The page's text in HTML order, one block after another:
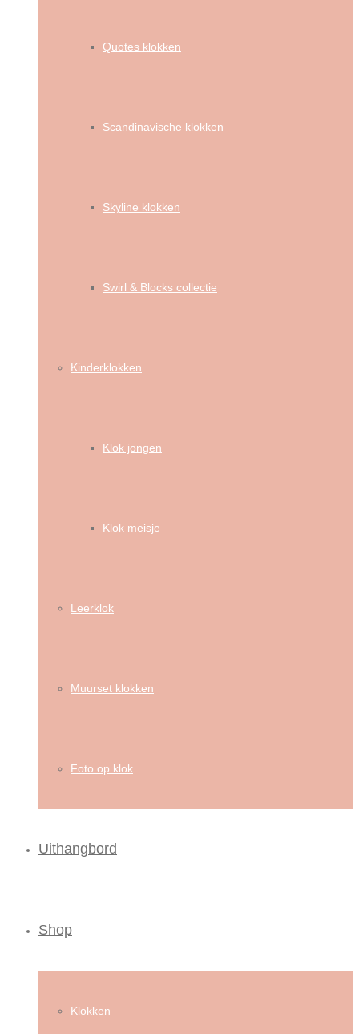
Quotes klokken
Scandinavische klokken
Skyline klokken
Swirl & Blocks collectie
Kinderklokken
Klok jongen
Klok meisje
Leerklok
Muurset klokken
Foto op klok
Uithangbord
Shop
Klokken